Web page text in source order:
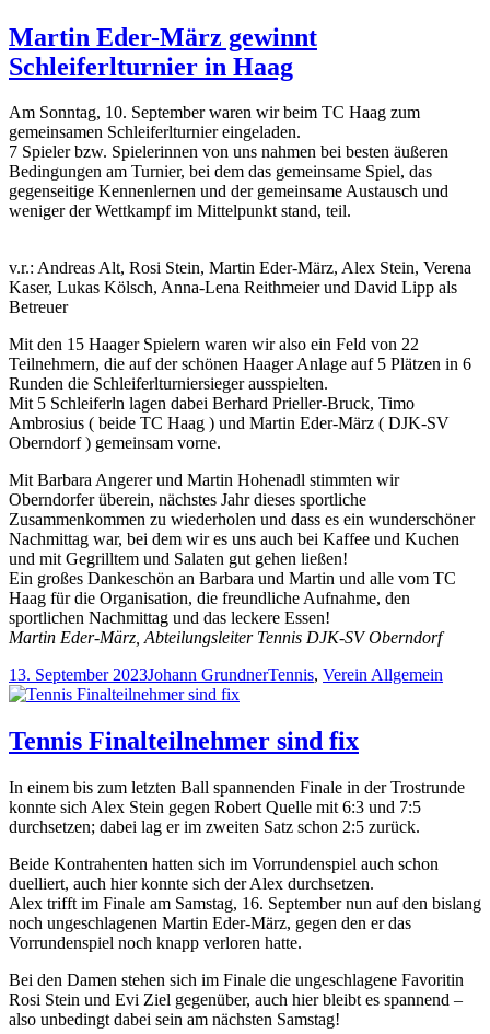
Martin Eder-März gewinnt
Schleiferlturnier in Haag
Am Sonntag, 10. September waren wir beim TC Haag zum
gemeinsamen Schleiferlturnier eingeladen.
7 Spieler bzw. Spielerinnen von uns nahmen bei besten äußeren
Bedingungen am Turnier, bei dem das gemeinsame Spiel, das
gegenseitige Kennenlernen und der gemeinsame Austausch und
weniger der Wettkampf im Mittelpunkt stand, teil.
v.r.: Andreas Alt, Rosi Stein, Martin Eder-März, Alex Stein, Verena
Kaser, Lukas Kölsch, Anna-Lena Reithmeier und David Lipp als
Betreuer
Mit den 15 Haager Spielern waren wir also ein Feld von 22
Teilnehmern, die auf der schönen Haager Anlage auf 5 Plätzen in 6
Runden die Schleiferlturniersieger ausspielten.
Mit 5 Schleiferln lagen dabei Berhard Prieller-Bruck, Timo
Ambrosius ( beide TC Haag ) und Martin Eder-März ( DJK-SV
Oberndorf ) gemeinsam vorne.
Mit Barbara Angerer und Martin Hohenadl stimmten wir
Oberndorfer überein, nächstes Jahr dieses sportliche
Zusammenkommen zu wiederholen und dass es ein wunderschöner
Nachmittag war, bei dem wir es uns auch bei Kaffee und Kuchen
und mit Gegrilltem und Salaten gut gehen ließen!
Ein großes Dankeschön an Barbara und Martin und alle vom TC
Haag für die Organisation, die freundliche Aufnahme, den
sportlichen Nachmittag und das leckere Essen!
Martin Eder-März, Abteilungsleiter Tennis DJK-SV Oberndorf
Veröffentlicht
am
13. September 2023Autor
Johann GrundnerKategorien
Tennis, Verein Allgemein
Tennis Finalteilnehmer sind fix
In einem bis zum letzten Ball spannenden Finale in der Trostrunde
konnte sich Alex Stein gegen Robert Quelle mit 6:3 und 7:5
durchsetzen; dabei lag er im zweiten Satz schon 2:5 zurück.
Beide Kontrahenten hatten sich im Vorrundenspiel auch schon
duelliert, auch hier konnte sich der Alex durchsetzen.
Alex trifft im Finale am Samstag, 16. September nun auf den bislang
noch ungeschlagenen Martin Eder-März, gegen den er das
Vorrundenspiel noch knapp verloren hatte.
Bei den Damen stehen sich im Finale die ungeschlagene Favoritin
Rosi Stein und Evi Ziel gegenüber, auch hier bleibt es spannend –
also unbedingt dabei sein am nächsten Samstag!